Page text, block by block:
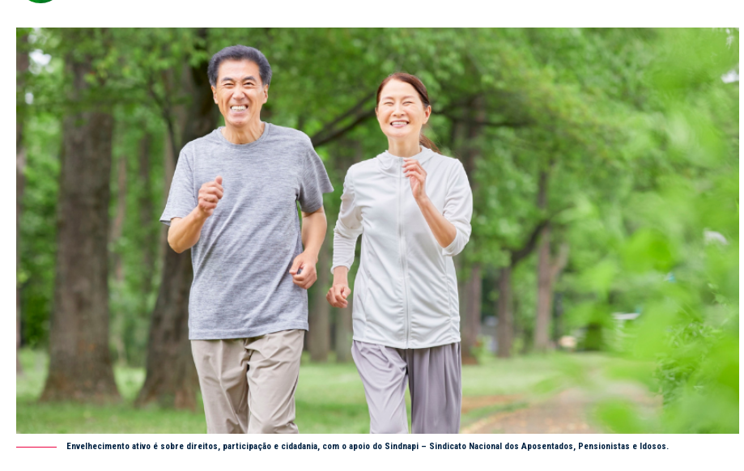
Envelhecimento ativo é sobre direitos, participação e cidadania, com o apoio do Sindnapi – Sindicato Nacional dos Aposentados, Pensionistas e Idosos.